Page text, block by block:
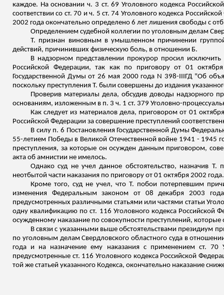
каждое. На основании ч. 3 ст. 69 Уголовного кодекса
соответствии со ст. 70 и ч. 5 ст. 74 Уголовного кодекса
2002 года окончательно определено 6 лет лишения свободы с
Определением судебной коллегии по уголовным делам
Т. признан виновным в умышленном причинении
действий, причинивших физическую боль, в отношении Б.
В надзорном представлении прокурор просил
Российской Федерации, так как по приговору от 01
Государственной Думы от 26 мая 2000 года N 398-IIIГД "Об
поскольку преступления Т. были совершены до издания
Проверив материалы дела, обсудив доводы надзорного
основаниям, изложенным в п. 3 ч. 1 ст. 379 Уголовно-
Как следует из материалов дела, приговором от 01
Российской Федерации за совершение преступлений
В силу п. 6 Постановления Государственной Думы
55-летием Победы в Великой Отечественной войне 1941 - 1945
преступления, за которые он осужден данным приговором,
акта об амнистии не имелось.
Однако суд не учел данное обстоятельство, назначив
неотбытой части наказания по приговору от 01 октября 2002 года.
Кроме того, суд не учел, что Т. побои потерпевшим
изменения Федеральным законом от 08 декабря 2003
предусмотренных различными статьями или частями статьи
одну квалификацию по ст. 116 Уголовного кодекса Российской
осужденному наказание по совокупности преступлений,
В связи с указанными выше обстоятельствами президиум
по уголовным делам Свердловского областного суда в
года и на назначение ему наказания с применением ст. 70
предусмотренные ст. 116 Уголовного кодекса Российской
той же статьей указанного Кодекса, окончательно наказание